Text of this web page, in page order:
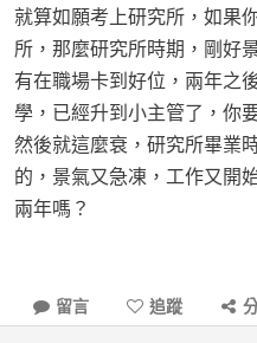
就算如願考上研究所，如果
所，那麼研究所時期，剛好
有在職場卡到好位，兩年之
學，已經升到小主管了，你
然後就這麼衰，研究所畢業
的，景氣又急凍，工作又開
兩年嗎？
留言 追蹤